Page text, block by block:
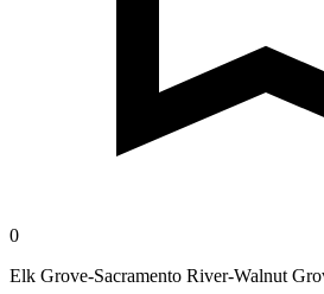
0
Elk Grove-Sacramento River-Walnut